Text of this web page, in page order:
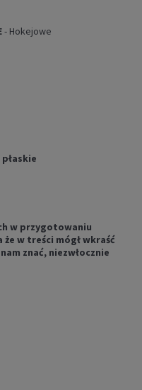
- Hokejowe
płaskie
w przygotowaniu
w treści mógł wkraść
znać, niezwłocznie